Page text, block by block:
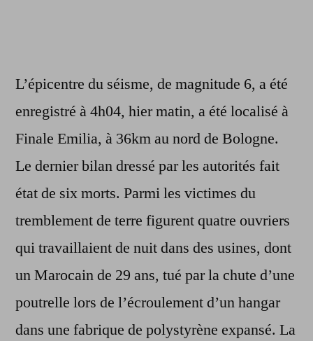
L’épicentre du séisme, de magnitude 6, a été
enregistré à 4h04, hier matin, a été localisé à
Finale Emilia, à 36km au nord de Bologne.
Le dernier bilan dressé par les autorités fait
état de six morts. Parmi les victimes du
tremblement de terre figurent quatre ouvriers
qui travaillaient de nuit dans des usines, dont
un Marocain de 29 ans, tué par la chute d’une
poutrelle lors de l’écroulement d’un hangar
dans une fabrique de polystyrène expansé. La